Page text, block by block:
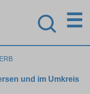
☰
und im Umkreis